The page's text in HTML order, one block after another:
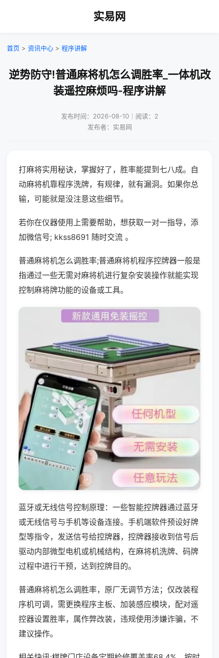
实易网
首页 > 资讯中心 > 程序讲解
逆势防守!普通麻将机怎么调胜率_一体机改
装遥控麻烦吗-程序讲解
发布时间：2026-08-10｜阅读：2
发布者：实易网
打麻将实用秘诀，掌握好了，胜率能提到七八成。自
动麻将机靠程序洗牌，有规律，就有漏洞。如果你总
输，可能就是没注意这些细节。
若你在仪器使用上需要帮助，想获取一对一指导，添
加微信号; kkss8691 随时交流 。
普通麻将机怎么调胜率;普通麻将机程序控牌器一般是
指通过一些无需对麻将机进行复杂安装操作就能实现
控制麻将牌功能的设备或工具。
蓝牙或无线信号控制原理：一些智能控牌器通过蓝牙
或无线信号与手机等设备连接。手机端软件预设好牌
型等指令，发送信号给控牌器，控牌器接收到信号后
驱动内部微型电机或机械结构，在麻将机洗牌、码牌
过程中进行干预，达到控牌目的。
普通麻将机怎么调胜率，原厂无调节方法；仅改装程
序机可调，需更换程序主板、加装感应模块，配对遥
控器设置胜率，属作弊改装，违规使用涉嫌诈骗，不
建议操作。